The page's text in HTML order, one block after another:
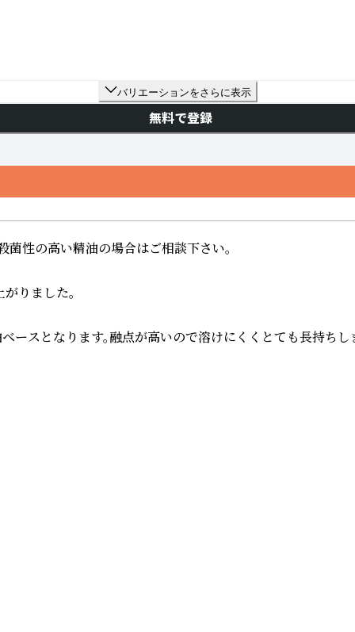
バリエーションをさらに表示
無料で登録
性の高い精油の場合はご相談下さい。
りました。
ースとなります。融点が高いので溶けにくくとても長持ちし